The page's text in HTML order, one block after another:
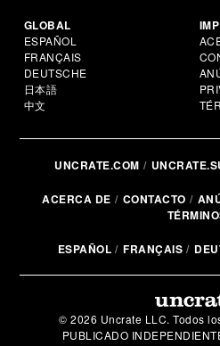
GLOBAL
ESPAÑOL
FRANÇAIS
DEUTSCHE
日本語
中文
UNCRATE.COM
ACERCA DE CONTACTO
ESPAÑOL FRANÇAIS
© 2026 Uncrate LLC. Todos
PUBLICADO